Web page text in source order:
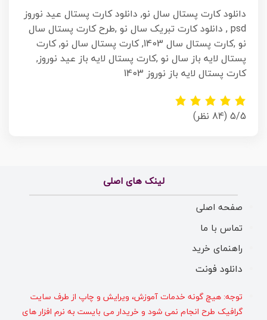
دانلود کارت پستال سال نو, دانلود کارت پستال عید نوروز
psd , دانلود کارت تبریک سال نو ,طرح کارت پستال سال
نو ,کارت پستال سال 1403, کارت پستال سال نو, کارت
پستال لایه باز سال نو ,کارت پستال لایه باز عید نوروز,
کارت پستال لایه باز نوروز 1403
5/5 (84 نظر)
لینک های اصلی
صفحه اصلی
تماس با ما
راهنمای خرید
دانلود فونت
توجه: هیچ گونه خدمات آموزش، ویرایش و چاپ از طرف سایت
گرافیک طرح انجام نمی شود و خریدار می بایست به نرم افزار های